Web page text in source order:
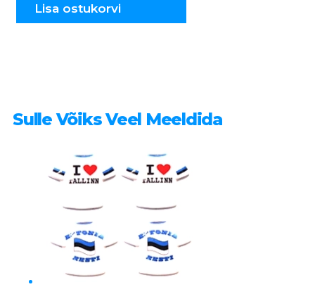
kogusLisa ostukorvi
Sulle Võiks Veel Meeldida